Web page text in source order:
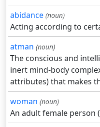
abidance (noun)
Acting according to
atman (noun)
The conscious and
inert mind-body
attributes) that makes
woman (noun)
An adult female person